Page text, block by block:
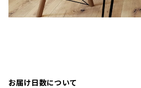
お届け日数について